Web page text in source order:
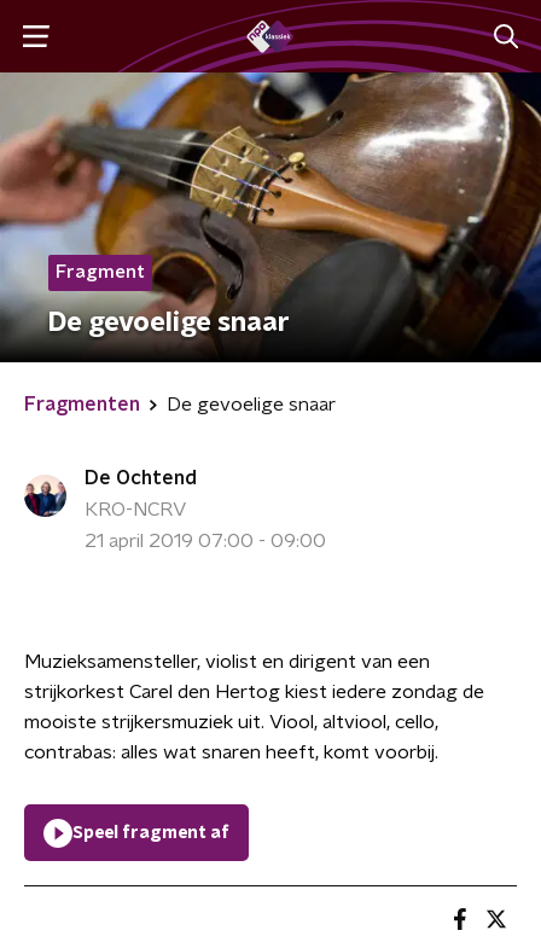
Fragment
De gevoelige snaar
Fragmenten De gevoelige snaar
De Ochtend
KRO-NCRV
21 april 2019 07:00 - 09:00
Muzieksamensteller, violist en dirigent van een
strijkorkest Carel den Hertog kiest iedere zondag de
mooiste strijkersmuziek uit. Viool, altviool, cello,
contrabas: alles wat snaren heeft, komt voorbij.
Speel fragment af